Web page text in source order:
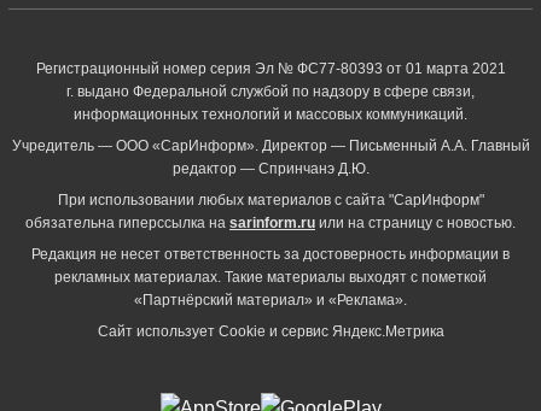
Регистрационный номер серия Эл № ФС77-80393 от 01 марта 2021
г. выдано Федеральной службой по надзору в сфере связи,
информационных технологий и массовых коммуникаций.
Учредитель — ООО «СарИнформ». Директор — Письменный А.А. Главный
редактор — Спринчанэ Д.Ю.
При использовании любых материалов с сайта "СарИнформ"
обязательна гиперссылка на sarinform.ru или на страницу с новостью.
Редакция не несет ответственность за достоверность информации в
рекламных материалах. Такие материалы выходят с пометкой
«Партнёрский материал» и «Реклама».
Сайт использует Cookie и сервиc Яндекс.Метрика